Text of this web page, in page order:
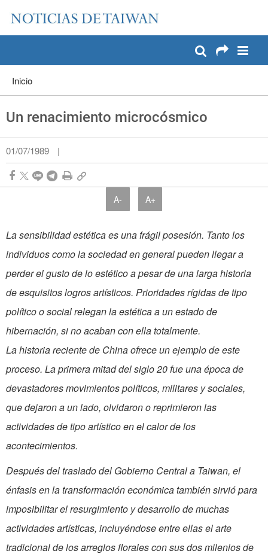
Pase a contenido principal
Inicio
Un renacimiento microcósmico
01/07/1989 |
A- A+
La sensibilidad estética es una frágil posesión. Tanto los
individuos como la sociedad en general pueden llegar a
perder el gusto de lo estético a pesar de una larga historia
de esquisitos logros artísticos. Prioridades rígidas de tipo
político o social relegan la estética a un estado de
hibernación, si no acaban con ella totalmente.
La historia reciente de China ofrece un ejemplo de este
proceso. La primera mitad del siglo 20 fue una época de
devastadores movimientos políticos, militares y sociales,
que dejaron a un lado, olvidaron o reprimieron las
actividades de tipo artístico en el calor de los
acontecimientos.
Después del traslado del Gobierno Central a Taiwan, el
énfasis en la transformación económica también sirvió para
imposibilitar el resurgimiento y desarrollo de muchas
actividades artísticas, incluyéndose entre ellas el arte
tradicional de los arreglos florales con sus dos milenios de